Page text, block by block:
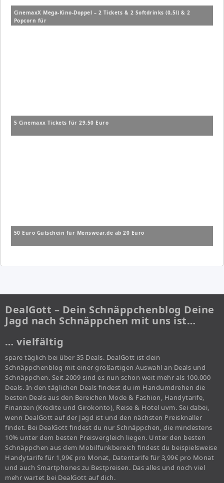
CinemaxX Mega-Kino-Doppel – 2 Tickets & 2 Softdrinks (0,5l) & 2
Popcorn für
5 Cinemaxx Tickets für 29,50 Euro
50 Euro Gutschein für Menswear.de ab 20 Euro
DealGott – Dein Schnäppchenblog Deine
Jagd nach Schnäppchen mit uns ist…
… vielfältig
spare täglich bei über 35 Deals. DealGott ist dein
Schnäppchenblog mit einer großartigen Auswahl an Deals und
Schnäppchen. Seit 2009 sind es nun schon weit mehr als 100.000
Deals. In den täglichen Deals findest du im Handumdrehen die
besten Deals aus den Bereichen Mode & Fashion, Handytarife,
Finanzen (Kredite und Girokonto), Reise & Hotel uvm. Sei dabei,
wenn DealGott auf der Jagd ist und den nächsten Preisknaller
findet. Bei DealGott findest du nur Schnäppchen, die mindestens
10% unter dem besten Preisvergleich liegen. Unter den besten
Schnäppchen aus dem Mobilfunkbereich findest du beispielsweise
Handytarife für 1,99€ pro Monat, Datentarife für 3,99€ pro Monat
und auch Smartphones zu Bestpreisen. Das alles und noch viel
mehr wartet bei DealGott auf dich.